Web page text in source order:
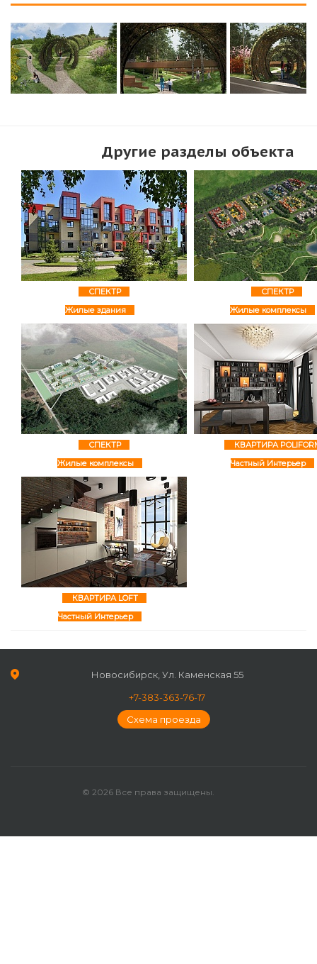
Другие разделы объекта
СПЕКТР
Жилые здания
СПЕКТР
Жилые комплексы
СПЕКТР
Жилые комплексы
КВАРТИРА
Частный Интерьер
КВАРТИРА LOFT
Частный Интерьер
Новосибирск, Ул. Каменская 55
+7-383-363-76-17
Схема проезда
© 2026 Все права защищены.